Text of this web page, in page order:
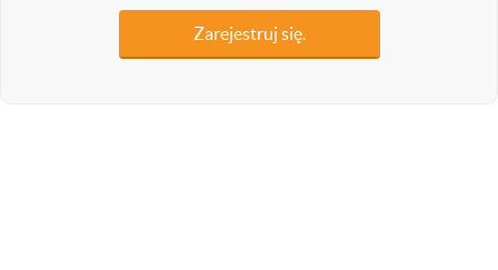
Zarejestruj się.